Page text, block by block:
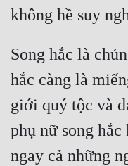
Kinh Dị
Kiếm Hiệp
Kỳ Huyễn
Kỳ Ảo
Song hắc là
hắc càng là
giới quý tộc và
phụ nữ song
ngay cả những